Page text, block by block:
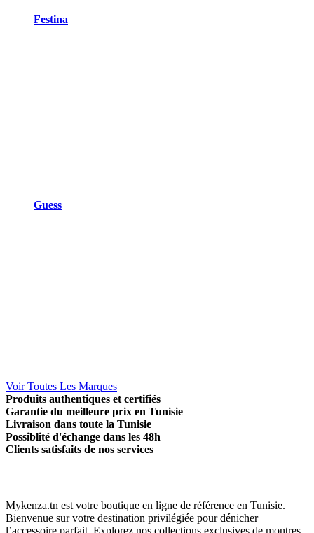
Festina
Guess
Voir Toutes Les Marques
Produits authentiques et certifiés
Garantie du meilleure prix en Tunisie
Livraison dans toute la Tunisie
Possiblité d'échange dans les 48h
Clients satisfaits de nos services
Mykenza.tn est votre boutique en ligne de référence en Tunisie.
Bienvenue sur votre destination privilégiée pour dénicher
l’accessoire parfait. Explorez nos collections exclusives de montres